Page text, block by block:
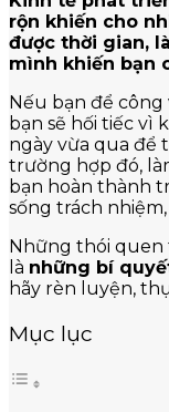
rộn khiến cho
được thời gian,
mình khiến bạn
Nếu bạn để
bạn sẽ hối tiếc vì
ngày vừa qua để
trường hợp đó,
bạn hoàn thành
sống trách
Những thói quen
là những bí
hãy rèn luyện,
Mục lục